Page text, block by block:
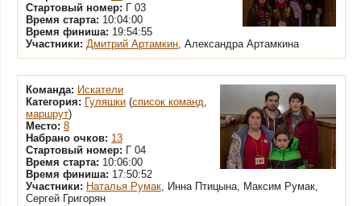
Стартовый номер: Г 03
Время старта: 10:04:00
Время финиша: 19:54:55
Участники: Дмитрий Артамкин, Александра Артамкина
Команда: Искатели
Категория: Гуляшки (список команд,
маршрут)
Место: 8
Набрано очков: 13
Стартовый номер: Г 04
Время старта: 10:06:00
Время финиша: 17:50:52
Участники: Наталья Румак, Инна Птицына, Максим Румак,
Сергей Григорян